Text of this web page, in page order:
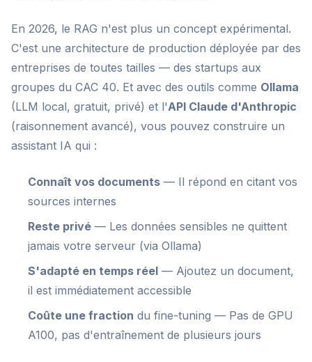
En 2026, le RAG n'est plus un concept expérimental.
C'est une architecture de production déployée par des
entreprises de toutes tailles — des startups aux
groupes du CAC 40. Et avec des outils comme Ollama
(LLM local, gratuit, privé) et l'API Claude d'Anthropic
(raisonnement avancé), vous pouvez construire un
assistant IA qui :
Connaît vos documents — Il répond en citant vos
sources internes
Reste privé — Les données sensibles ne quittent
jamais votre serveur (via Ollama)
S'adapté en temps réel — Ajoutez un document,
il est immédiatement accessible
Coûte une fraction du fine-tuning — Pas de GPU
A100, pas d'entraînement de plusieurs jours